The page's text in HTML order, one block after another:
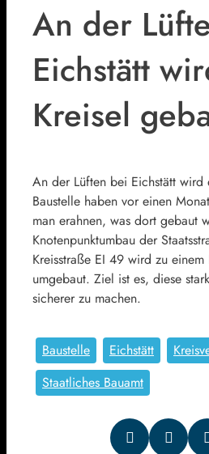
An der
Eichstätt
Kreisel
An der Lüften bei Eichstätt
Baustelle haben vor einen
man erahnen, was dort gebaut
Knotenpunktumbau der
Kreisstraße EI 49 wird zu einem
umgebaut. Ziel ist es, diese
sicherer zu machen.
Baustelle Eichstätt
Staatliches Bauamt